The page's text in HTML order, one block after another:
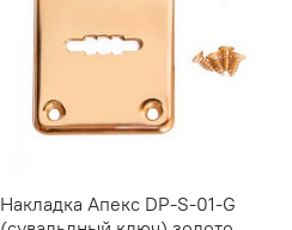
Накладка Апекс DP-S-01-G